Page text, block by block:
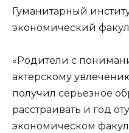
Гуманитарный
экономический
«Родители с
актерскому
получил серьезное
расстраивать и год
экономическом